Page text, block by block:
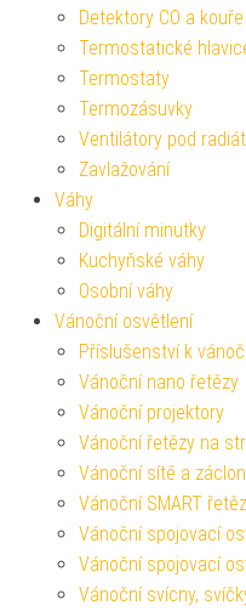
Detektory CO a kouře
Termostatické
Termostaty
Termozásuvky
Ventilátory pod
Zavlažování
Váhy
Digitální minutky
Kuchyňské váhy
Osobní váhy
Vánoční osvětlení
Příslušenství k
Vánoční nano řetězy
Vánoční projektory
Vánoční řetězy na
Vánoční sítě a
Vánoční SMART
Vánoční spojovací
Vánoční spojovací
Vánoční svícny,